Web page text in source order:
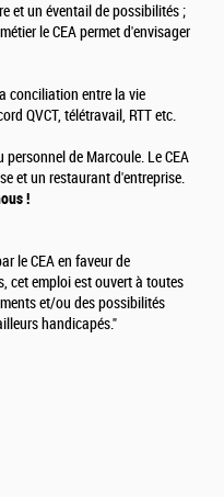
et un éventail de possibilités ;
le CEA permet d'envisager
conciliation entre la vie
QVCT, télétravail, RTT etc.
de Marcoule. Le CEA
et un restaurant d'entreprise.
!
le CEA en faveur de
cet emploi est ouvert à toutes
et/ou des possibilités
handicapés."